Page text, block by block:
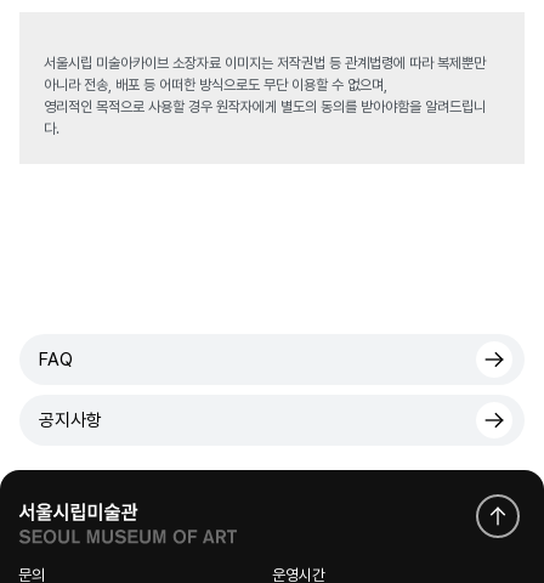
서울시립 미술아카이브 소장자료 이미지는 저작권법 등 관계법령에 따라 복제뿐만
아니라 전송, 배포 등 어떠한 방식으로도 무단 이용할 수 없으며,
영리적인 목적으로 사용할 경우 원작자에게 별도의 동의를 받아야함을 알려드립니
다.
FAQ
공지사항
문의 운영시간